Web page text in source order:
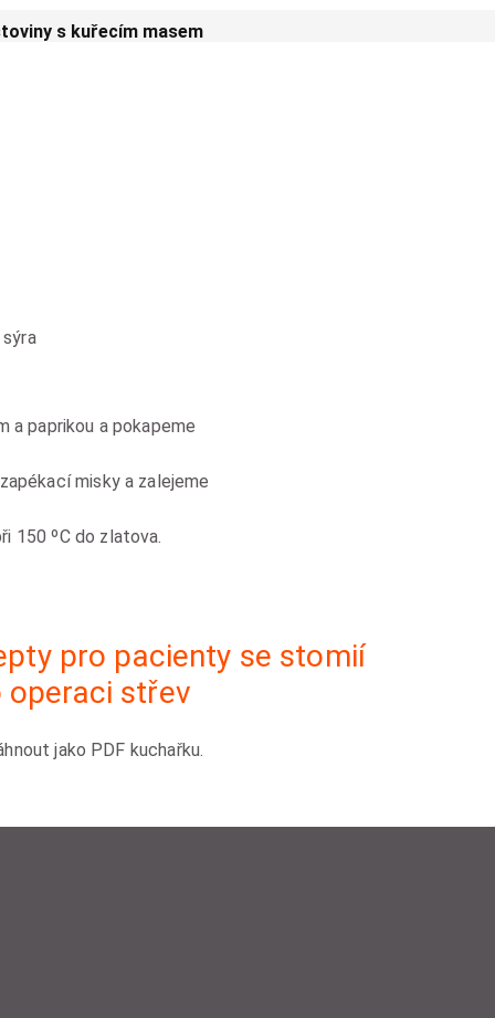
s kuřecím masem
a paprikou a pokapeme
misky a zalejeme
150 ºC do zlatova.
pro pacienty se stomií
operaci střev
jako PDF kuchařku.